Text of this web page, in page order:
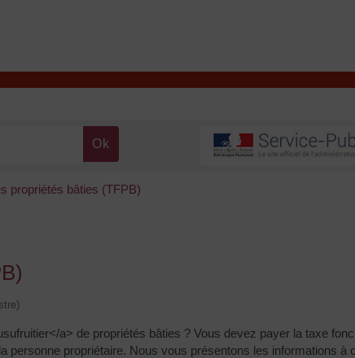
propriétés bâties (TFPB)
a> de propriétés bâties ? Vous devez payer la taxe
personne propriétaire. Nous vous présentons les informations à